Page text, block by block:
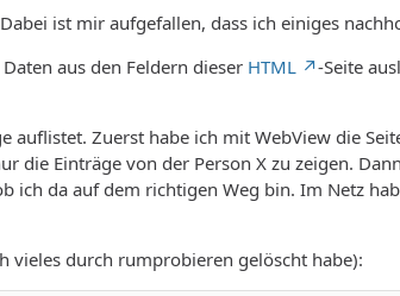
ist mir aufgefallen, dass ich einiges
aus den Feldern dieser HTML
-Seite
Zuerst habe ich mit WebView die
die Einträge von der Person X zu zeigen.
ich da auf dem richtigen Weg bin. Im Netz
vieles durch rumprobieren gelöscht habe):